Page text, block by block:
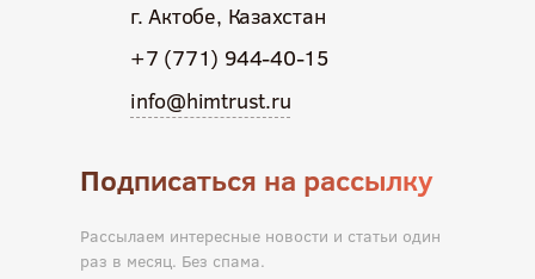
г. Актобе, Казахстан
+7 (771) 944-40-15
info@himtrust.ru
Подписаться на рассылку
Рассылаем интересные новости и статьи один
раз в месяц. Без спама.